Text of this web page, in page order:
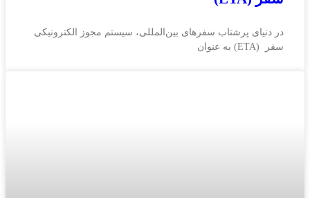
در دنیای پرشتاب سفرهای بین‌المللی، سیستم مجوز الکترونیکی
سفر (ETA) به عنوان